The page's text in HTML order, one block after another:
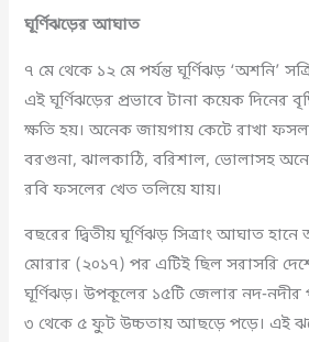
ঘূর্ণিঝড়ের আঘাত
৭ মে থেকে ১২ মে পর্যন্ত ঘূর্ণিঝড় ‘অশনি’
এই ঘূর্ণিঝড়ের প্রভাবে টানা কয়েক দিনের
ক্ষতি হয়। অনেক জায়গায় কেটে রাখা ফসল
বরগুনা, ঝালকাঠি, বরিশাল, ভোলাসহ
রবি ফসলের খেত তলিয়ে যায়।
বছরের দ্বিতীয় ঘূর্ণিঝড় সিত্রাং আঘাত হানে
মোরার (২০১৭) পর এটিই ছিল সরাসরি
ঘূর্ণিঝড়। উপকূলের ১৫টি জেলার নদ-নদীর
৩ থেকে ৫ ফুট উচ্চতায় আছড়ে পড়ে। এই